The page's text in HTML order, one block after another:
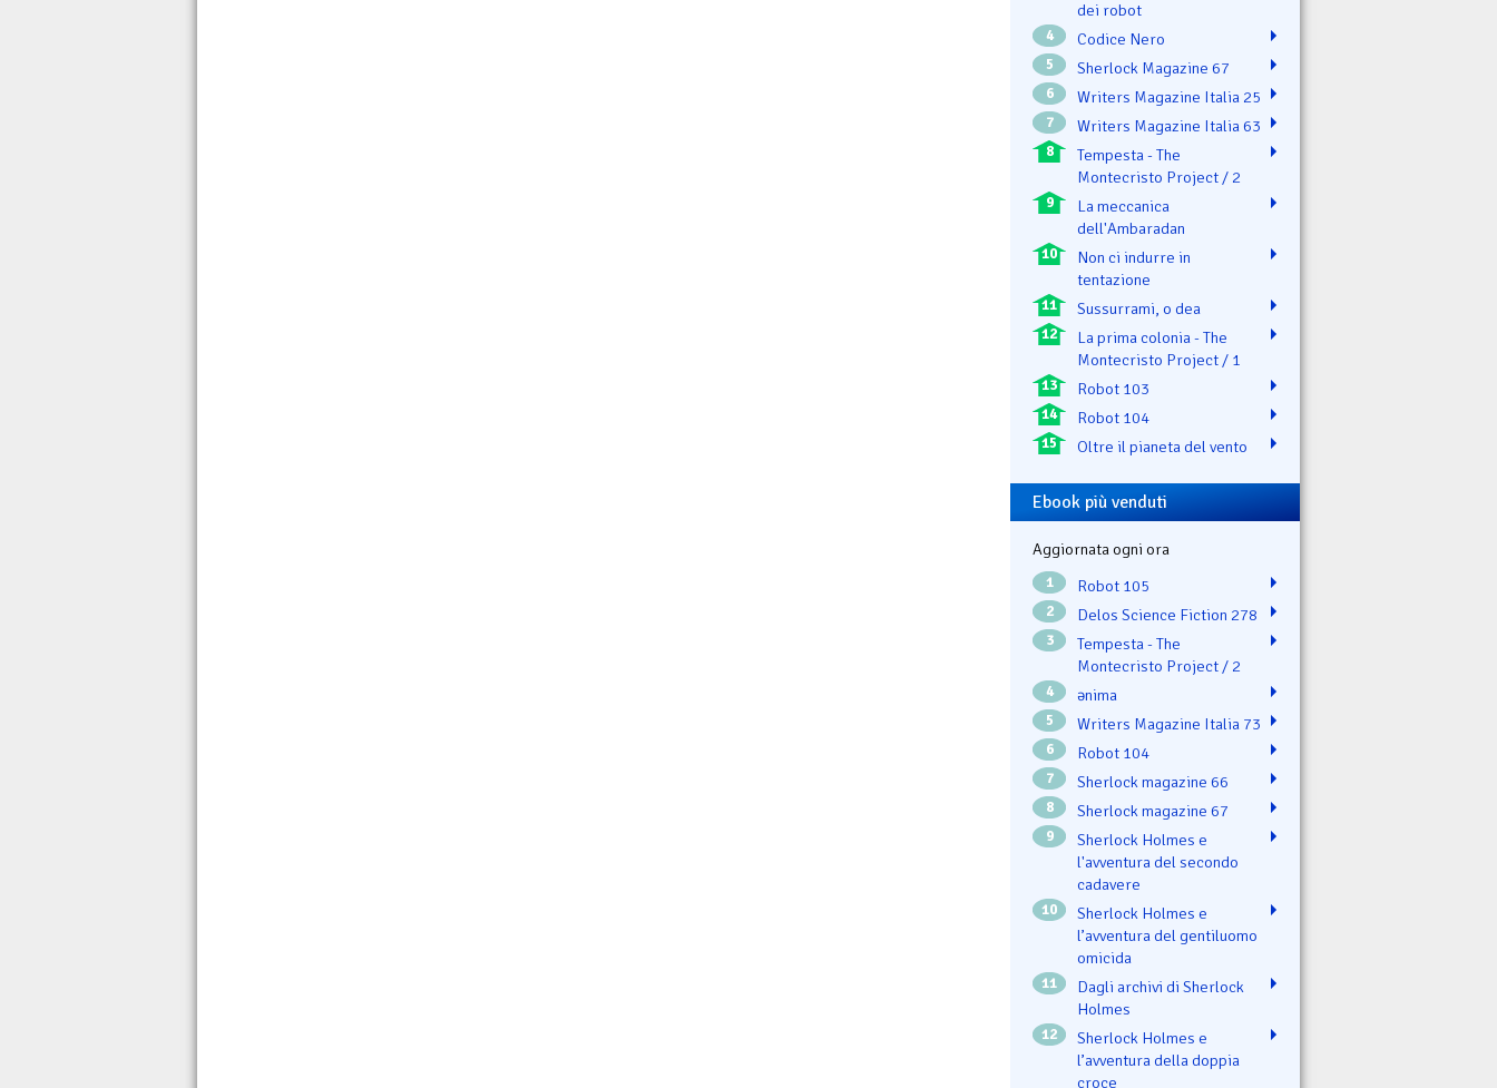
dei robot
4 Codice Nero
5 Sherlock Magazine 67
6 Writers Magazine Italia 25
7 Writers Magazine Italia 63
8
Tempesta - The
Montecristo Project / 2
9
La meccanica
dell'Ambaradan
10
Non ci indurre in
tentazione
11 Sussurrami, o dea
12
La prima colonia - The
Montecristo Project / 1
13 Robot 103
14 Robot 104
15 Oltre il pianeta del vento
Ebook più venduti
Aggiornata ogni ora
1 Robot 105
2 Delos Science Fiction 278
3
Tempesta - The
Montecristo Project / 2
4 ənima
5 Writers Magazine Italia 73
6 Robot 104
7 Sherlock magazine 66
8 Sherlock magazine 67
9
Sherlock Holmes e
l'avventura del secondo
cadavere
10
Sherlock Holmes e
l’avventura del gentiluomo
omicida
11
Dagli archivi di Sherlock
Holmes
12
Sherlock Holmes e
l’avventura della doppia
croce